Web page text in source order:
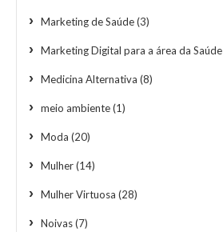
Marketing de Saúde(3)
Marketing Digital para a área da Saúde
Medicina Alternativa (8)
meio ambiente(1)
Moda (20)
Mulher(14)
Mulher Virtuosa (28)
Noivas(7)